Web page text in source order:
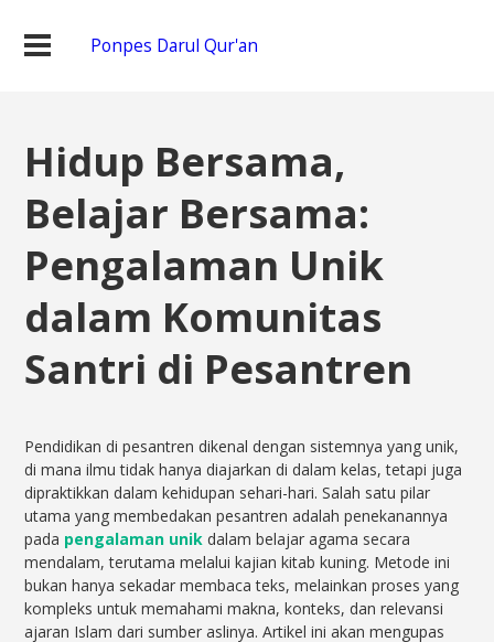
Ponpes Darul Qur'an
Hidup Bersama,
Belajar Bersama:
Pengalaman Unik
dalam Komunitas
Santri di Pesantren
Pendidikan di pesantren dikenal dengan sistemnya yang unik,
di mana ilmu tidak hanya diajarkan di dalam kelas, tetapi juga
dipraktikkan dalam kehidupan sehari-hari. Salah satu pilar
utama yang membedakan pesantren adalah penekanannya
pada pengalaman unik dalam belajar agama secara
mendalam, terutama melalui kajian kitab kuning. Metode ini
bukan hanya sekadar membaca teks, melainkan proses yang
kompleks untuk memahami makna, konteks, dan relevansi
ajaran Islam dari sumber aslinya. Artikel ini akan mengupas